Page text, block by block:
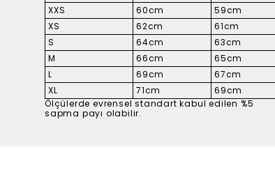
XXS
60cm
59cm
XS
62cm
61cm
S
64cm
63cm
M
66cm
65cm
L
69cm
67cm
XL
71cm
69cm
Ölçülerde evrensel standart kabul edilen %5
sapma payı olabilir.